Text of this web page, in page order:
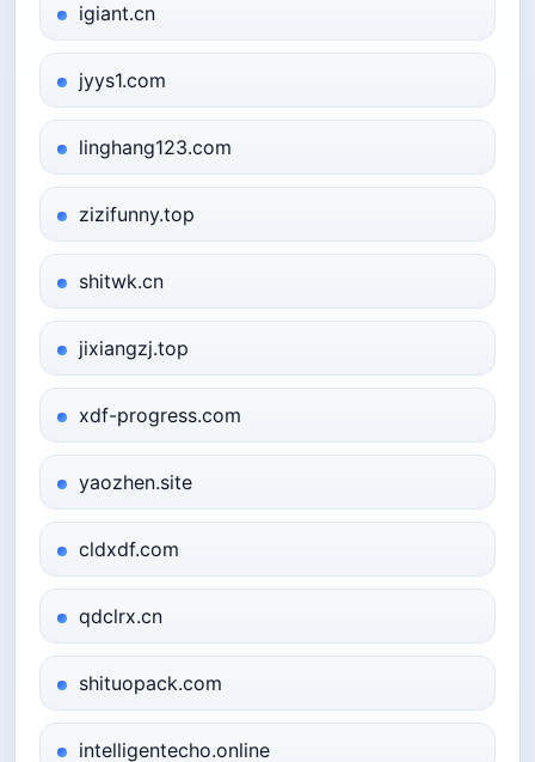
igiant.cn
jyys1.com
linghang123.com
zizifunny.top
shitwk.cn
jixiangzj.top
xdf-progress.com
yaozhen.site
cldxdf.com
qdclrx.cn
shituopack.com
intelligentecho.online